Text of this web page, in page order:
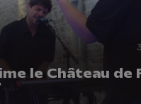
le Château de